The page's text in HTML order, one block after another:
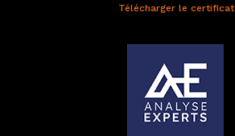
Télécharger le certificat